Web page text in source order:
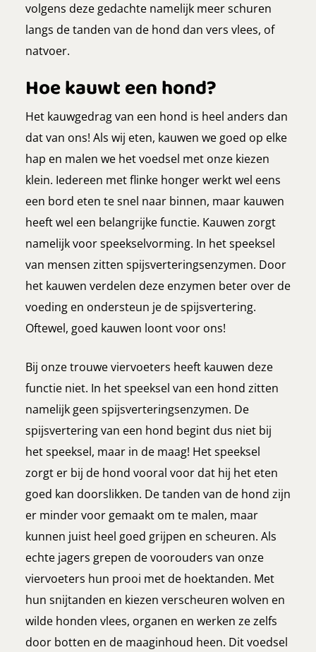
volgens deze gedachte namelijk meer schuren
langs de tanden van de hond dan vers vlees, of
natvoer.
Hoe kauwt een hond?
Het kauwgedrag van een hond is heel anders dan
dat van ons! Als wij eten, kauwen we goed op elke
hap en malen we het voedsel met onze kiezen
klein. Iedereen met flinke honger werkt wel eens
een bord eten te snel naar binnen, maar kauwen
heeft wel een belangrijke functie. Kauwen zorgt
namelijk voor speekselvorming. In het speeksel
van mensen zitten spijsverteringsenzymen. Door
het kauwen verdelen deze enzymen beter over de
voeding en ondersteun je de spijsvertering.
Oftewel, goed kauwen loont voor ons!
Bij onze trouwe viervoeters heeft kauwen deze
functie niet. In het speeksel van een hond zitten
namelijk geen spijsverteringsenzymen. De
spijsvertering van een hond begint dus niet bij
het speeksel, maar in de maag! Het speeksel
zorgt er bij de hond vooral voor dat hij het eten
goed kan doorslikken. De tanden van de hond zijn
er minder voor gemaakt om te malen, maar
kunnen juist heel goed grijpen en scheuren. Als
echte jagers grepen de voorouders van onze
viervoeters hun prooi met de hoektanden. Met
hun snijtanden en kiezen verscheuren wolven en
wilde honden vlees, organen en werken ze zelfs
door botten en de maaginhoud heen. Dit voedsel